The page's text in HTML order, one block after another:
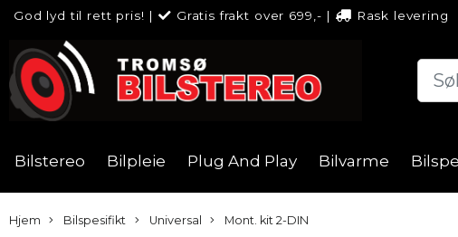
God lyd til rett pris! | Gratis frakt over 699,- | Rask levering
Bilstereo Bilpleie Plug And Play Bilvarme
Hjem Bilspesifikt Universal Mont. kit 2-DIN